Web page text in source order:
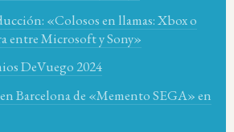
«Colosos en llamas: Xbox o
entre Microsoft y Sony»
DeVuego 2024
Barcelona de «Memento SEGA» en